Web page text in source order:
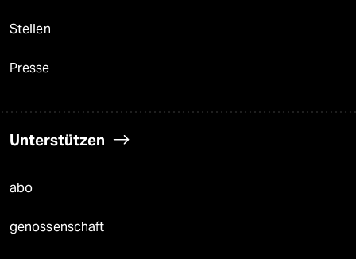
Stellen
Presse
Unterstützen
abo
genossenschaft